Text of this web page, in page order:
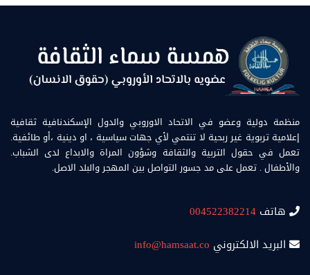
منظمة دولية وعضو في الاتحاد الاوروبي والدول الإسكندنافية ثقافية
إعلامية تربوية غير ربحية لا تنتمي لأي جهات سياسية ، او دينية ،أو طائفية.
تعمل في حقول التربية والثقافة وشؤون المراة والابداع لدى الشباب.
والأطفال . تعمل على مد جسور التواصل بين المهجر والبلد الاصل.
هاتف 004522382214
البريد الالكتروني info@hamsaat.co